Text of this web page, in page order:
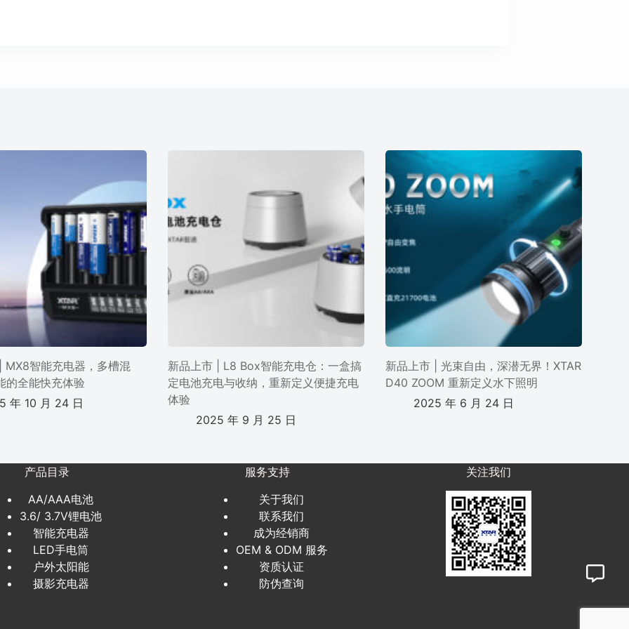
MX8智能充电器，多槽混
的全能快充体验
年 10 月 24 日
新品上市 | L8 Box智能充电仓：一盒搞
定电池充电与收纳，重新定义便捷充电
体验
2025 年 9 月 25 日
新品上市 | 光束自由，深潜无界！XTAR
D40 ZOOM 重新定义水下照明
2025 年 6 月 24 日
产品目录
AA/AAA电池
3.6/ 3.7V锂电池
智能充电器
LED手电筒
户外太阳能
摄影充电器
服务支持
关于我们
联系我们
成为经销商
OEM & ODM 服务
资质认证
防伪查询
关注我们